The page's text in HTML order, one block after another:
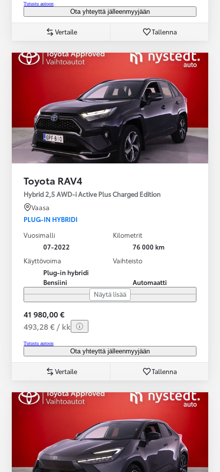
Tutustu autoon
Ota yhteyttä jälleenmyyjään
Vertaile Tallenna
Toyota RAV4
Hybrid 2,5 AWD-i Active Plus Charged Edition
Vaasa
PLUG-IN HYBRIDI
Vuosimalli
07-2022
Kilometrit
76 000 km
Käyttövoima
Plug-in hybridi
Bensiini
Vaihteisto
Automaatti
Näytä lisää
41 980,00 €
493,28 € / kk
Tutustu autoon
Ota yhteyttä jälleenmyyjään
Vertaile Tallenna